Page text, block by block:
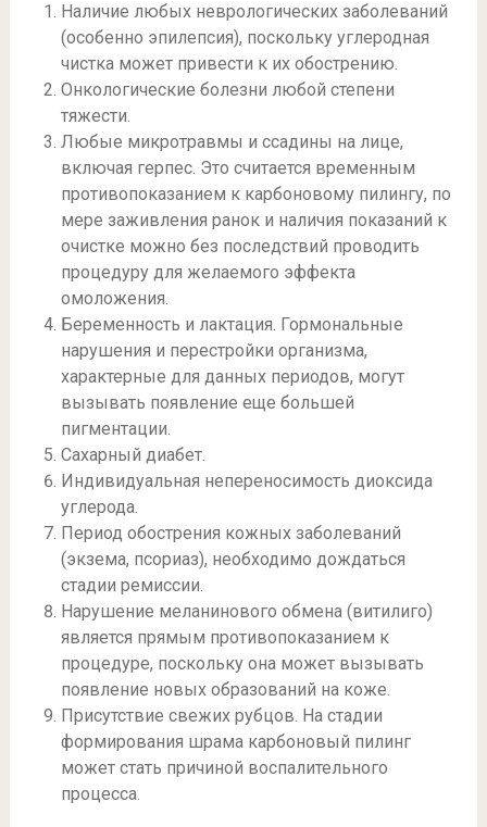
Наличие любых неврологических заболеваний
(особенно эпилепсия), поскольку углеродная
чистка может привести к их обострению.
Онкологические болезни любой степени
тяжести.
Любые микротравмы и ссадины на лице,
включая герпес. Это считается временным
противопоказанием к карбоновому пилингу, по
мере заживления ранок и наличия показаний к
очистке можно без последствий проводить
процедуру для желаемого эффекта
омоложения.
Беременность и лактация. Гормональные
нарушения и перестройки организма,
характерные для данных периодов, могут
вызывать появление еще большей
пигментации.
Сахарный диабет.
Индивидуальная непереносимость диоксида
углерода.
Период обострения кожных заболеваний
(экзема, псориаз), необходимо дождаться
стадии ремиссии.
Нарушение меланинового обмена (витилиго)
является прямым противопоказанием к
процедуре, поскольку она может вызывать
появление новых образований на коже.
Присутствие свежих рубцов. На стадии
формирования шрама карбоновый пилинг
может стать причиной воспалительного
процесса.